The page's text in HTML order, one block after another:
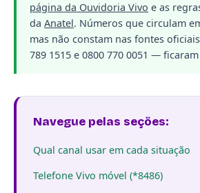
página da Ouvidoria Vivo e as
daAnatel. Números que circulam
mas não constam nas fontes
789 1515 e 0800 770 0051 —
Navegue pelas seções:
Qual canal usar em cada situação
Telefone Vivo móvel (*8486)